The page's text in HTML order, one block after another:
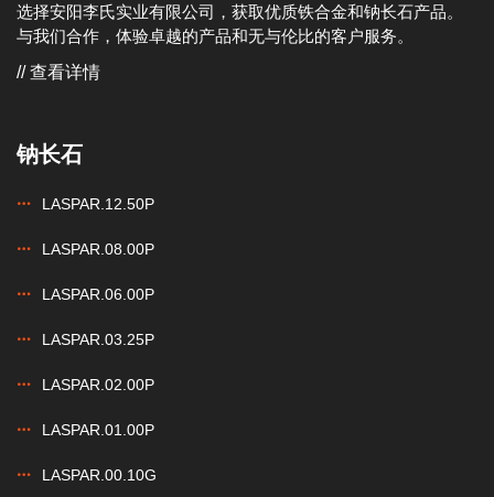
选择安阳李氏实业有限公司，获取优质铁合金和钠长石产品。
与我们合作，体验卓越的产品和无与伦比的客户服务。
// 查看详情
钠长石
LASPAR.12.50P
LASPAR.08.00P
LASPAR.06.00P
LASPAR.03.25P
LASPAR.02.00P
LASPAR.01.00P
LASPAR.00.10G